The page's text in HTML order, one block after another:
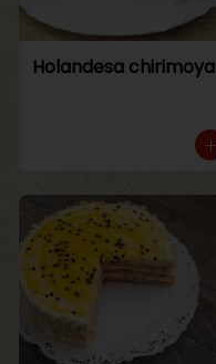
Holandesa chirimoya